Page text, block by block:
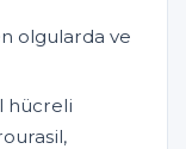
olgularda ve
hücreli